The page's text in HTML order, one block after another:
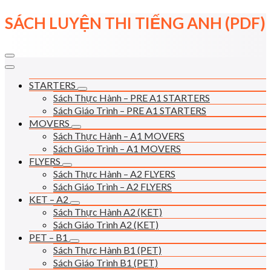
Skip
to
SÁCH LUYỆN THI TIẾNG ANH (PDF)
STARTERS
Sách Thực Hành – PRE A1 STARTERS
Sách Giáo Trình – PRE A1 STARTERS
MOVERS
Sách Thực Hành – A1 MOVERS
Sách Giáo Trình – A1 MOVERS
FLYERS
Sách Thực Hành – A2 FLYERS
Sách Giáo Trình – A2 FLYERS
KET – A2
Sách Thực Hành A2 (KET)
Sách Giáo Trình A2 (KET)
PET – B1
Sách Thực Hành B1 (PET)
Sách Giáo Trình B1 (PET)